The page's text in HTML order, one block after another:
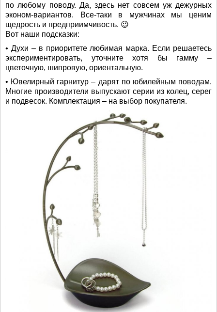
по любому поводу. Да, здесь нет совсем уж дежурных
эконом-вариантов. Все-таки в мужчинах мы ценим
щедрость и предприимчивость. 😉
Вот наши подсказки:
• Духи – в приоритете любимая марка. Если решаетесь
экспериментировать, уточните хотя бы гамму –
цветочную, шипровую, ориентальную.
• Ювелирный гарнитур – дарят по юбилейным поводам.
Многие производители выпускают серии из колец, серег
и подвесок. Комплектация – на выбор покупателя.